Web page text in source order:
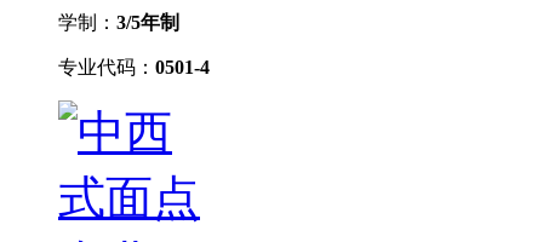
学制： 3/5年制
专业代码： 0501-4